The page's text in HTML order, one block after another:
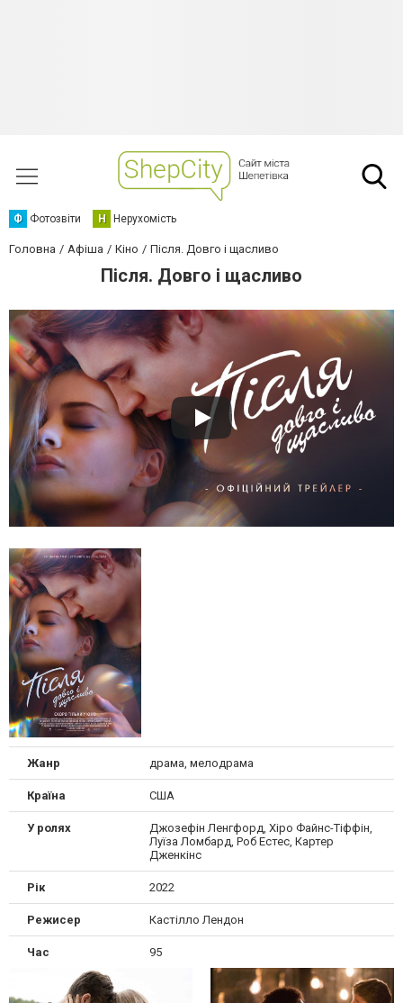
Ф Фотозвіти Н Нерухомість
Головна Афіша Кіно Після. Довго і щасливо
Після. Довго і щасливо
Жанр драма, мелодрама
Країна США
У ролях
Джозефін Ленгфорд, Хіро Файнс-Тіффін,
Луїза Ломбард, Роб Естес, Картер
Дженкінс
Рік 2022
Режисер Кастілло Лендон
Час 95